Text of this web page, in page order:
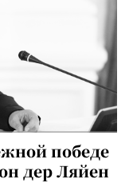
победе
дер Ляйен